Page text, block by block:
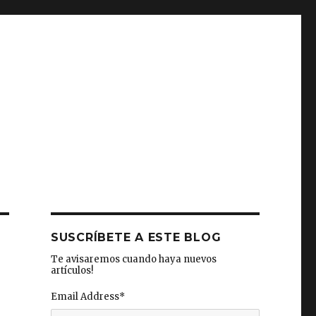
SUSCRÍBETE A ESTE BLOG
Te avisaremos cuando haya nuevos
artículos!
Email Address*